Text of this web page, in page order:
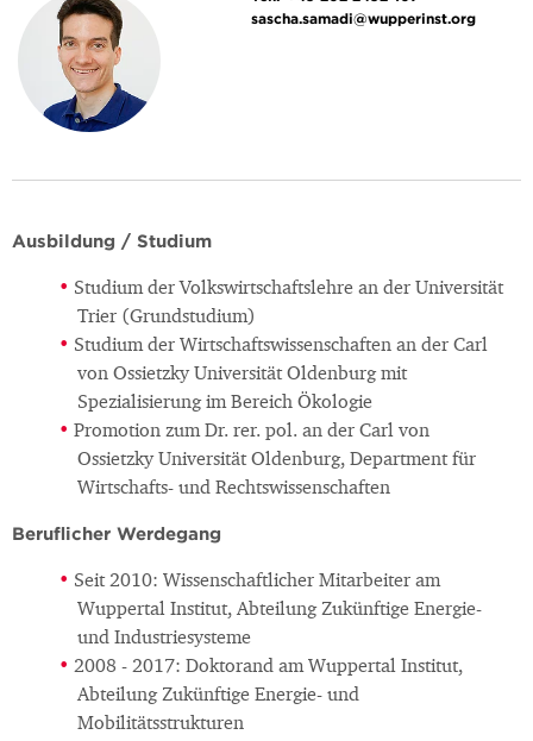
sascha.samadi@wupperinst.org
Ausbildung / Studium
Studium der Volkswirtschaftslehre an der Universität
Trier (Grundstudium)
Studium der Wirtschaftswissenschaften an der Carl
von Ossietzky Universität Oldenburg mit
Spezialisierung im Bereich Ökologie
Promotion zum Dr. rer. pol. an der Carl von
Ossietzky Universität Oldenburg, Department für
Wirtschafts- und Rechtswissenschaften
Beruflicher Werdegang
Seit 2010: Wissenschaftlicher Mitarbeiter am
Wuppertal Institut, Abteilung Zukünftige Energie-
und Industriesysteme
2008 - 2017: Doktorand am Wuppertal Institut,
Abteilung Zukünftige Energie- und
Mobilitätsstrukturen